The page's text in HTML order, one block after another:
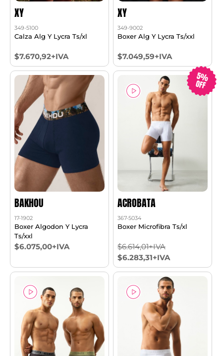
XY
349-5100
Calza Alg Y Lycra Ts/xl
$7.670,92+IVA
XY
349-9002
Boxer Alg Y Lycra Ts/xxl
$7.049,59+IVA
BAKHOU
17-1902
Boxer Algodon Y Lycra
Ts/xxl
$6.075,00+IVA
5%
OFF
ACROBATA
367-5034
Boxer Microfibra Ts/xl
$6.614,01+IVA
$6.283,31+IVA